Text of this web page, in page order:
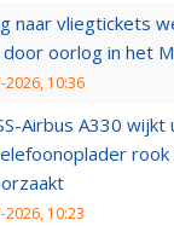
naar vliegtickets
door oorlog in het
2026, 10:36
Airbus A330 wijkt
rook
2026, 10:23